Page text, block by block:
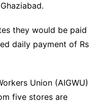
they would be paid
daily payment of Rs
Union (AIGWU)
five stores are